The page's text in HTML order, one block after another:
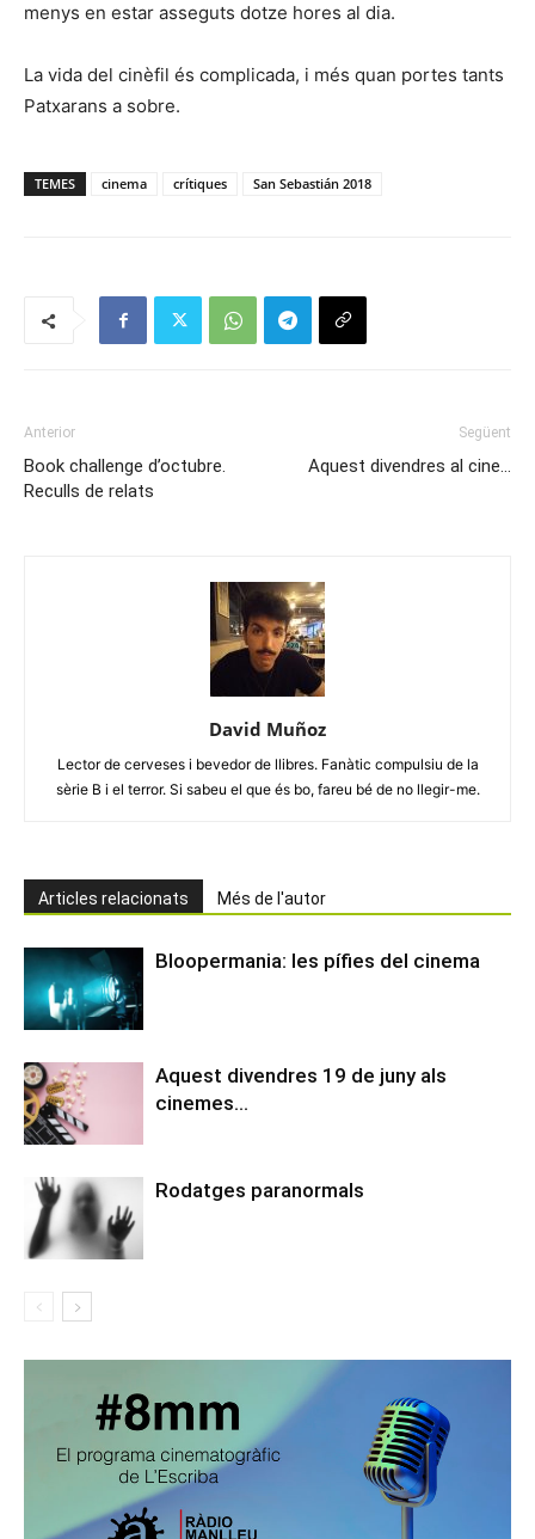
menys en estar asseguts dotze hores al dia.
La vida del cinèfil és complicada, i més quan portes tants
Patxarans a sobre.
TEMES cinema crítiques San Sebastián 2018
Anterior
Book challenge d’octubre.
Reculls de relats
Següent
Aquest divendres al cine…
David Muñoz
Lector de cerveses i bevedor de llibres. Fanàtic compulsiu de la
sèrie B i el terror. Si sabeu el que és bo, fareu bé de no llegir-me.
Articles relacionats Més de l'autor
Bloopermania: les pífies del cinema
Aquest divendres 19 de juny als
cinemes…
Rodatges paranormals